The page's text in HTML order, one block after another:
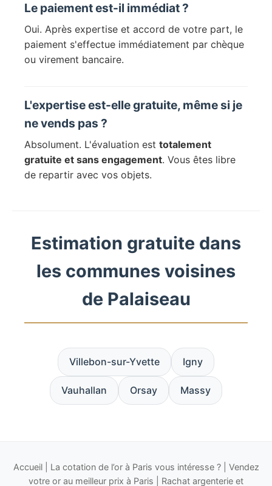
Le paiement est-il immédiat ?
Oui. Après expertise et accord de votre part, le
paiement s'effectue immédiatement par chèque
ou virement bancaire.
L'expertise est-elle gratuite, même si je
ne vends pas ?
Absolument. L'évaluation est totalement
gratuite et sans engagement. Vous êtes libre
de repartir avec vos objets.
Estimation gratuite dans
les communes voisines
de Palaiseau
Villebon-sur-Yvette Igny
Vauhallan Orsay Massy
Accueil| La cotation de l’or à Paris vous intéresse ?| Vendez
votre or au meilleur prix à Paris
Rachat argenterie et